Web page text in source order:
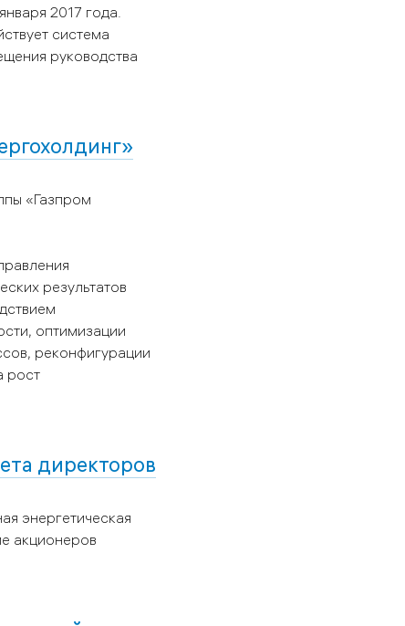
2017 года.
система
руководства
«Газпром
результатов
оптимизации
реконфигурации
рост
директоров
энергетическая
акционеров